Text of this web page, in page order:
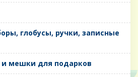
глобусы, ручки, записные
мешки для подарков